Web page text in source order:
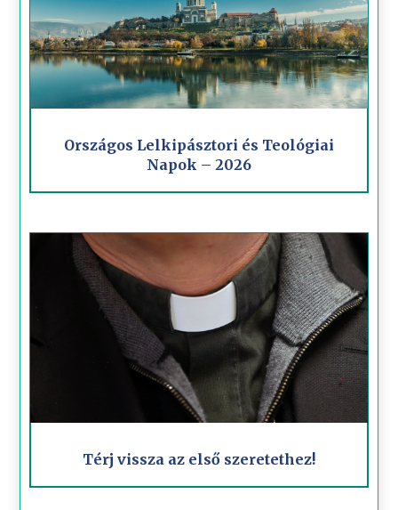
Országos Lelkipásztori és Teológiai
Napok – 2026
Térj vissza az első szeretethez!